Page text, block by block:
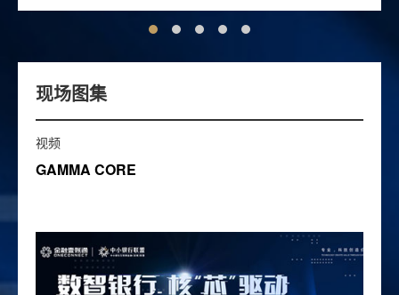
《财信金控数字化转型战略与实践》主题演讲
姜桂林 湖南财信金融控股集团首席信息官
现场图集
视频
GAMMA CORE